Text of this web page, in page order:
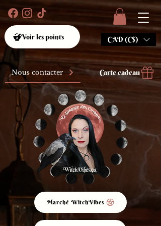
CAD (C$)
Nous contacter
Voir les points
Carte cadeau
Marché WitchVibes